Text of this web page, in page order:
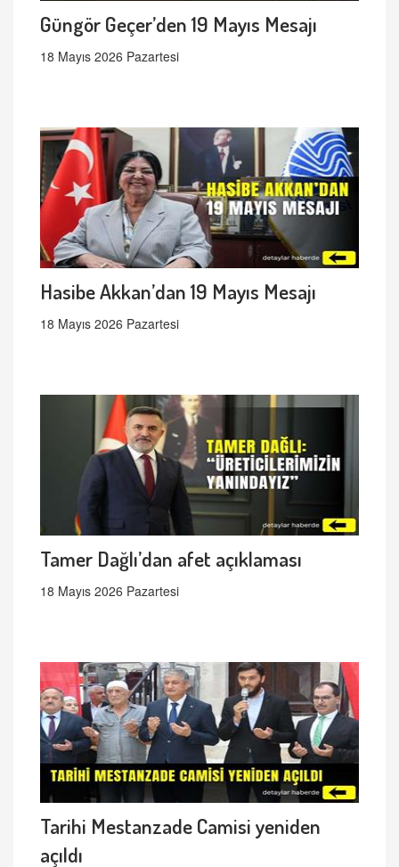
Güngör Geçer’den 19 Mayıs Mesajı
18 Mayıs 2026 Pazartesi
Hasibe Akkan’dan 19 Mayıs Mesajı
18 Mayıs 2026 Pazartesi
Tamer Dağlı’dan afet açıklaması
18 Mayıs 2026 Pazartesi
Tarihi Mestanzade Camisi yeniden
açıldı